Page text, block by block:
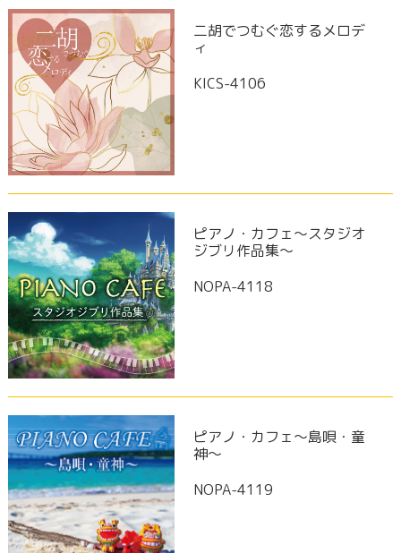
二胡でつむぐ恋するメロデ
ィ
KICS-4106
ピアノ・カフェ～スタジオ
ジブリ作品集～
NOPA-4118
ピアノ・カフェ～島唄・童
神～
NOPA-4119